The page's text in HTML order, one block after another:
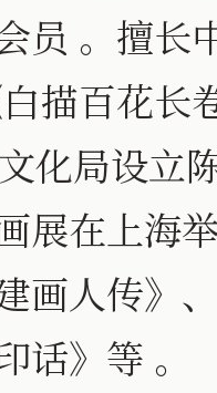
员 。擅长
描百花长
化局设立
展在上海
画人传》
话》等 。